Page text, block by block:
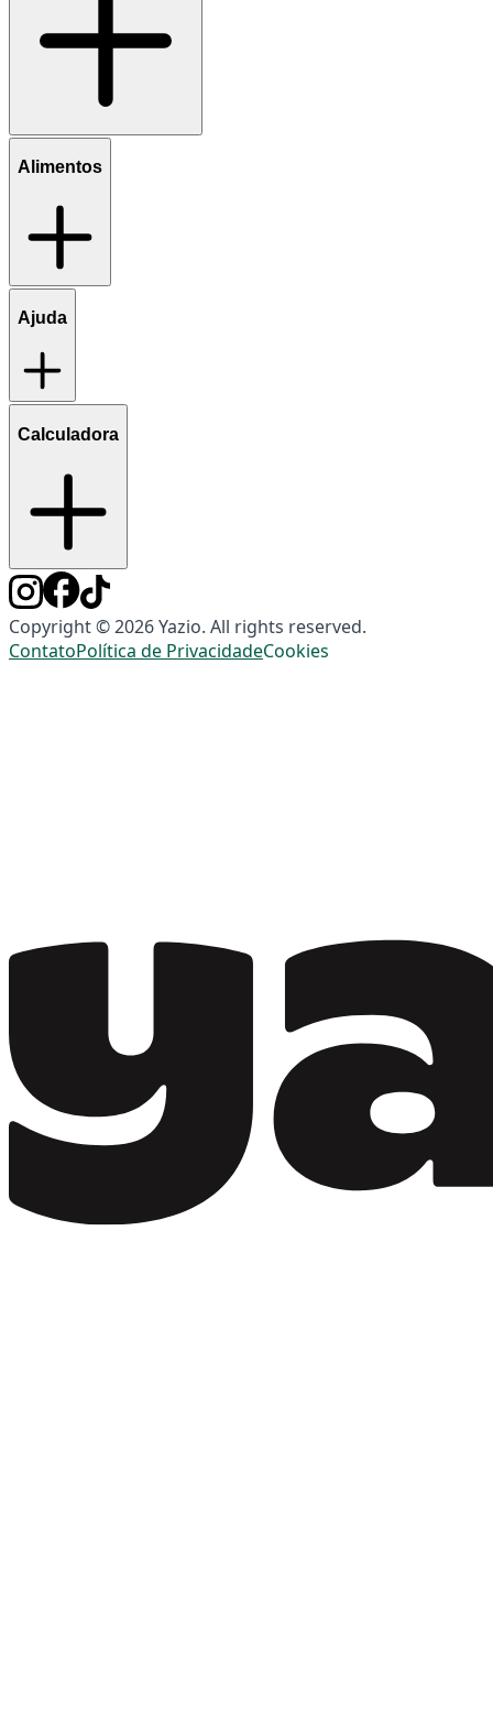
Alimentos
Ajuda
Calculadora
Copyright © 2026 Yazio. All rights reserved.
ContatoPolítica de PrivacidadeCookies